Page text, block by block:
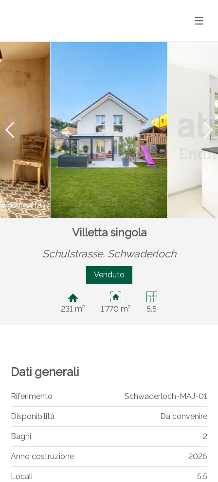
Villetta singola
Schulstrasse, Schwaderloch
Venduto
231 m² 1'770 m² 5.5
Dati generali
Riferimento Schwaderloch-MAJ-01
Disponibilità Da convenire
Bagni 2
Anno costruzione 2026
Locali 5.5